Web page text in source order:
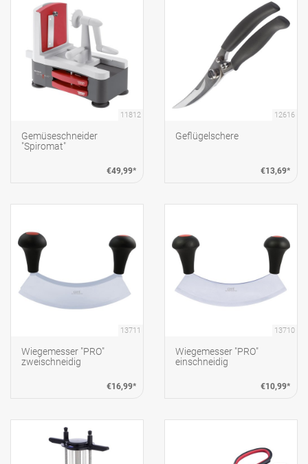
11812
Gemüseschneider
"Spiromat"
€49,99*
12616
Geflügelschere
€13,69*
13711
Wiegemesser "PRO"
zweischneidig
€16,99*
13710
Wiegemesser "PRO"
einschneidig
€10,99*